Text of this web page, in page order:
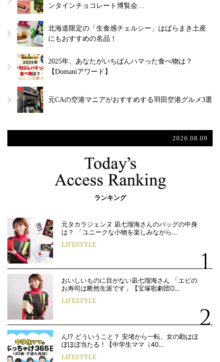
ンタインチョコレート博覧会…
北海道限定の「生食感チェルシー」はばらまき土産
にもおすすめの名品！
2025年、あなたがいちばんハマった食べ物は？
【Domaniアワード】
元CAの空港マニアがおすすめする羽田空港グルメ3選
2026.08.09
ランキング
元タカラジェンヌ 凪七瑠海さんのバッグの中身
は？ 「ユニークな小物を楽しみながら…
LIFESTYLE
おいしいものに目がない凪七瑠海さん 「エビの
お寿司は断然生派です」【宝塚歌劇団O…
LIFESTYLE
ん!? どういうこと？ 安堵から一転、女の勘はほ
ぼほぼ当たる！【中学生ママ（40…
LIFESTYLE